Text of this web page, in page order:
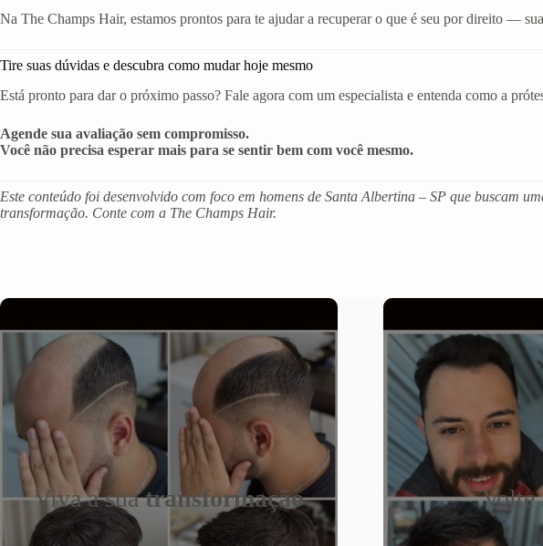
Na The Champs Hair, estamos prontos para te ajudar a recuperar o que é seu por direito —
Tire suas dúvidas e descubra como mudar hoje mesmo
Está pronto para dar o próximo passo? Fale agora com um especialista e entenda como a
Agende sua avaliação sem compromisso.
Você não precisa esperar mais para se sentir bem com você mesmo.
Este conteúdo foi desenvolvido com foco em homens de Santa Albertina – SP que buscam
transformação. Conte com a The Champs Hair.
Viva a suatransformação